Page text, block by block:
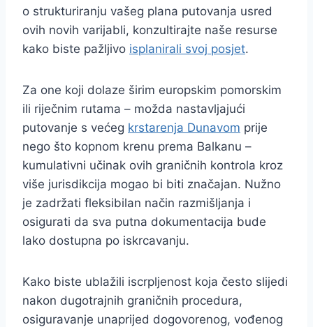
o strukturiranju vašeg plana putovanja usred
ovih novih varijabli, konzultirajte naše resurse
kako biste pažljivo isplanirali svoj posjet.
Za one koji dolaze širim europskim pomorskim
ili riječnim rutama – možda nastavljajući
putovanje s većeg krstarenja Dunavom prije
nego što kopnom krenu prema Balkanu –
kumulativni učinak ovih graničnih kontrola kroz
više jurisdikcija mogao bi biti značajan. Nužno
je zadržati fleksibilan način razmišljanja i
osigurati da sva putna dokumentacija bude
lako dostupna po iskrcavanju.
Kako biste ublažili iscrpljenost koja često slijedi
nakon dugotrajnih graničnih procedura,
osiguravanje unaprijed dogovorenog, vođenog